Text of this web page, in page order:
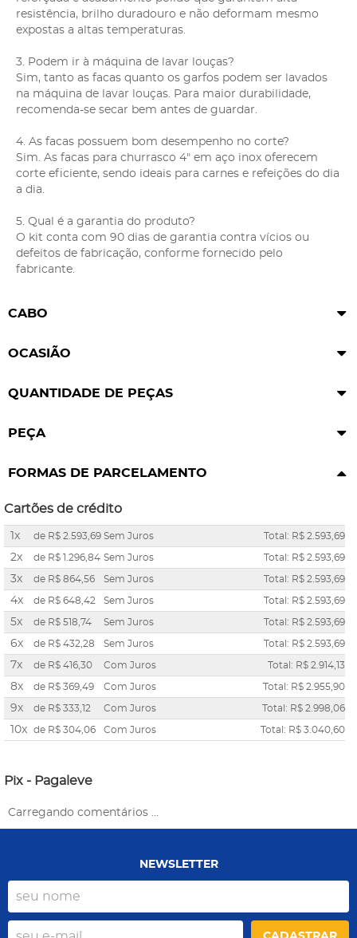
resistência, brilho duradouro e não deformam mesmo
expostas a altas temperaturas.
3. Podem ir à máquina de lavar louças?
Sim, tanto as facas quanto os garfos podem ser lavados
na máquina de lavar louças. Para maior durabilidade,
recomenda-se secar bem antes de guardar.
4. As facas possuem bom desempenho no corte?
Sim. As facas para churrasco 4" em aço inox oferecem
corte eficiente, sendo ideais para carnes e refeições do dia
a dia.
5. Qual é a garantia do produto?
O kit conta com 90 dias de garantia contra vícios ou
defeitos de fabricação, conforme fornecido pelo
fabricante.
CABO
OCASIÃO
QUANTIDADE DE PEÇAS
PEÇA
FORMAS DE PARCELAMENTO
Cartões de crédito
1x de R$ 2.593,69 Sem Juros Total: R$ 2.593,69
2x de R$ 1.296,84 Sem Juros Total: R$ 2.593,69
3x de R$ 864,56 Sem Juros Total: R$ 2.593,69
4x de R$ 648,42 Sem Juros Total: R$ 2.593,69
5x de R$ 518,74 Sem Juros Total: R$ 2.593,69
6x de R$ 432,28 Sem Juros Total: R$ 2.593,69
7x de R$ 416,30 Com Juros Total: R$ 2.914,13
8x de R$ 369,49 Com Juros Total: R$ 2.955,90
9x de R$ 333,12 Com Juros Total: R$ 2.998,06
10x de R$ 304,06 Com Juros Total: R$ 3.040,60
Pix - Pagaleve
Carregando comentários ...
NEWSLETTER